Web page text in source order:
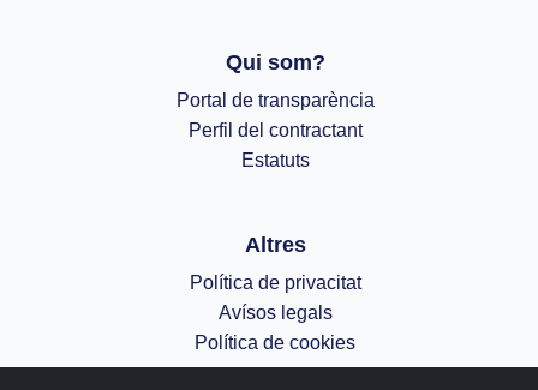
Qui som?
Portal de transparència
Perfil del contractant
Estatuts
Altres
Política de privacitat
Avísos legals
Política de cookies